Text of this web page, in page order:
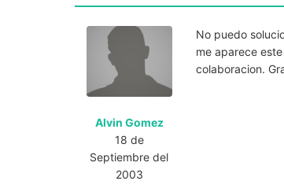
Alvin Gomez
18 de
Septiembre del
2003
No puedo
me aparece
colaboracion.